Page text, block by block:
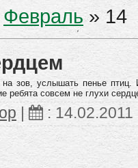
Февраль » 14
на зов, услышать пенье
ребята совсем не глухи
| : 14.02.2011